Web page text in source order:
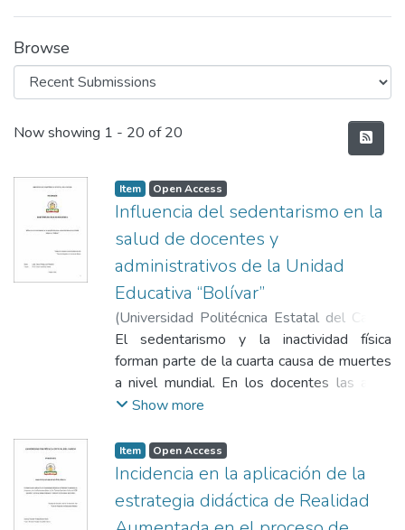
Browse
Recent Submissions
Now showing 1 - 20 of 20
Item Open Access
Influencia del sedentarismo en la
salud de docentes y
administrativos de la Unidad
Educativa “Bolívar”
(Universidad Politécnica Estatal del Carchi
2024-10)Paucar Pantoja, José Fernando;
Cóndor Quimbita, Beatriz
El sedentarismo y la inactividad física
forman parte de la cuarta causa de muertes
a nivel mundial. En los docentes las altas
exigencias laborales impiden dedicar un
salir de la monotonía diaria educativa. La
investigación tuvo como objetivo proponer
un programa de actividad física durante la
jornada de trabajo en docentes y
Show more
Item Open Access
Incidencia en la aplicación de la
estrategia didáctica de Realidad